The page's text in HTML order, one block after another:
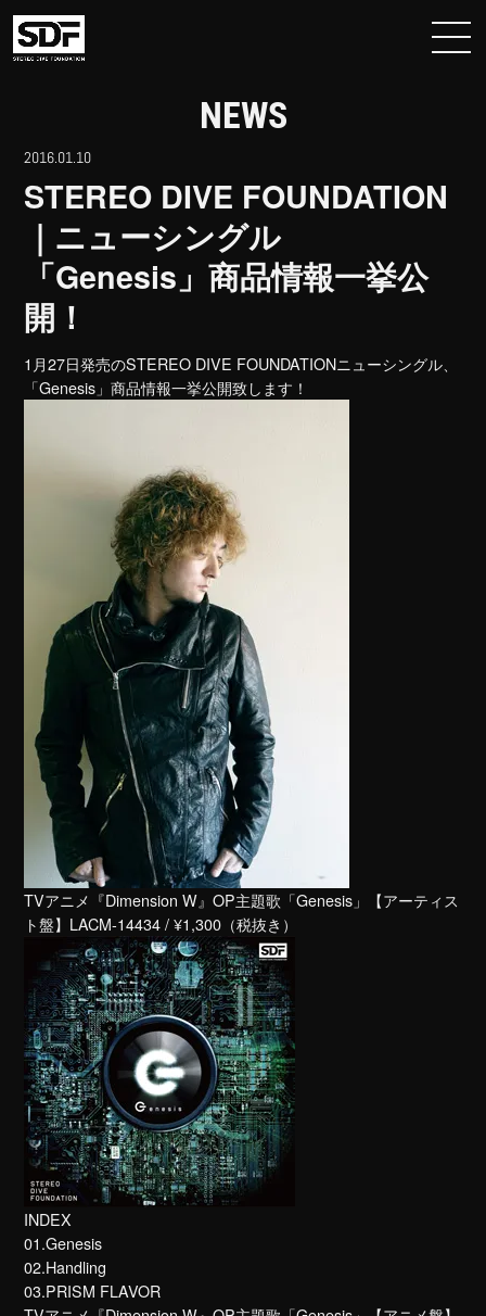
NEWS
2016.01.10
STEREO DIVE FOUNDATION
｜ニューシングル
「Genesis」商品情報一挙公
開！
1月27日発売のSTEREO DIVE FOUNDATIONニューシングル、
「Genesis」商品情報一挙公開致します！
TVアニメ『Dimension W』OP主題歌「Genesis」【アーティス
ト盤】LACM-14434 / ¥1,300（税抜き）
INDEX
01.Genesis
02.Handling
03.PRISM FLAVOR